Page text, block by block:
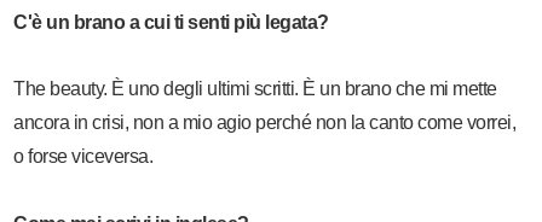
C'è un brano a cui ti senti più legata?
The beauty. È uno degli ultimi scritti. È un brano che mi mette
ancora in crisi, non a mio agio perché non la canto come vorrei,
o forse viceversa.